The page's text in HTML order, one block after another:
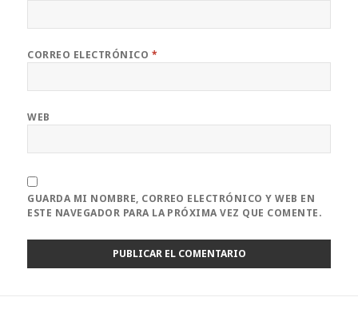
CORREO ELECTRÓNICO *
WEB
GUARDA MI NOMBRE, CORREO ELECTRÓNICO Y WEB EN
ESTE NAVEGADOR PARA LA PRÓXIMA VEZ QUE COMENTE.